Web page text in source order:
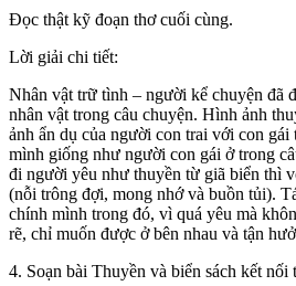
Đọc thật kỹ đoạn thơ cuối cùng.
Lời giải chi tiết:
Nhân vật trữ tình – người kể chuyện đã
nhân vật trong câu chuyện. Hình ảnh
ảnh ẩn dụ của người con trai với con
mình giống như người con gái ở trong
đi người yêu như thuyền từ giã biển thì
(nỗi trông đợi, mong nhớ và buồn tủi).
chính mình trong đó, vì quá yêu mà
rẽ, chỉ muốn được ở bên nhau và tận
4. Soạn bài Thuyền và biển sách kết